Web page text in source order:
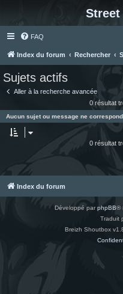
Street
FAQ
Index du forum Rechercher
Sujets actifs
Aller à la recherche avancée
0 résultat
Aucun sujet ou message ne
0 résultat
Index du forum
Développé parphpBB®
Traduit
Breizh Shoutbox